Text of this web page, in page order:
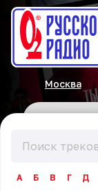
Москва
А Б В Г Д